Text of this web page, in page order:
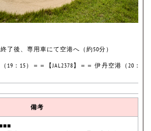
了後、専用車にて空港へ（約50分）
19：15）＝＝【JAL2378】＝＝ 伊丹空港（20：30
備考